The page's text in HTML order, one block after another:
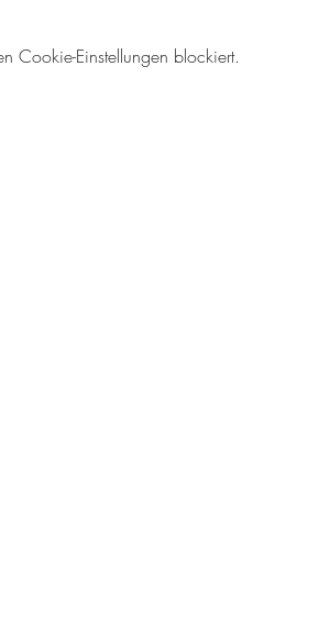
Cookie-Einstellungen blockiert.